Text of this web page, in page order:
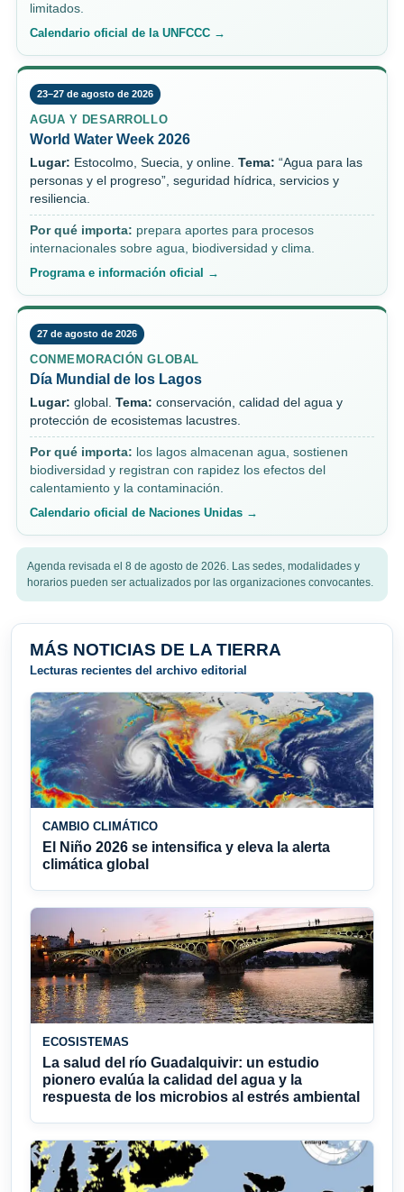
limitados.
Calendario oficial de la UNFCCC →
23–27 de agosto de 2026
AGUA Y DESARROLLO
World Water Week 2026
Lugar: Estocolmo, Suecia, y online. Tema: “Agua para las
personas y el progreso”, seguridad hídrica, servicios y
resiliencia.
Por qué importa: prepara aportes para procesos
internacionales sobre agua, biodiversidad y clima.
Programa e información oficial →
27 de agosto de 2026
CONMEMORACIÓN GLOBAL
Día Mundial de los Lagos
Lugar: global. Tema: conservación, calidad del agua y
protección de ecosistemas lacustres.
Por qué importa: los lagos almacenan agua, sostienen
biodiversidad y registran con rapidez los efectos del
calentamiento y la contaminación.
Calendario oficial de Naciones Unidas →
Agenda revisada el 8 de agosto de 2026. Las sedes, modalidades y
horarios pueden ser actualizados por las organizaciones convocantes.
MÁS NOTICIAS DE LA TIERRA
Lecturas recientes del archivo editorial
CAMBIO CLIMÁTICO
El Niño 2026 se intensifica y eleva la alerta
climática global
ECOSISTEMAS
La salud del río Guadalquivir: un estudio
pionero evalúa la calidad del agua y la
respuesta de los microbios al estrés ambiental